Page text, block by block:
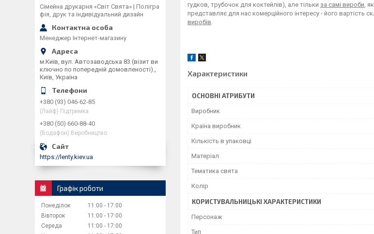
гудков, трубочок для коктейлів), але тільки за самі вироби ,
представляє для нас комерційного інтересу - його вартість
виробів
Характеристики
ОСНОВНІ АТРИБУТИ
Виробник
Країна виробник
Кількість в упаковці
Матеріал
Тематика свята
Колір
КОРИСТУВАЛЬНИЦЬКІ ХАРАКТЕРИСТИКИ
Персонаж
Тип
Сімейна друкарня «Світ Свята» | Полігра
фія, друк та індивідуальний дизайн
Менеджер Інтернет-магазину
м.Київ, вул. Автозаводська 83 (візит ви
ключно по попередній домовленості).,
Київ, Україна
+380 (93) 046-62-85
(Лайф) Підтримка
+380 (50) 660-88-40
(Водафон) Виробництво
https://lenty.kiev.ua
Графік роботи
Понеділок 11:00
17:00
Вівторок
11:00
17:00
Середа
11:00
17:00